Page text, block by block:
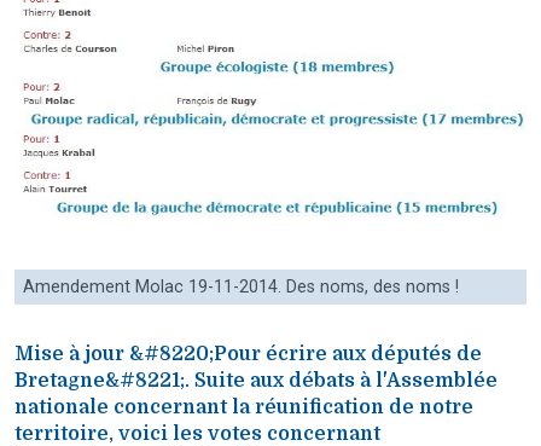
Amendement Molac 19-11-2014. Des noms, des noms !
Mise à jour &#8220;Pour écrire aux députés de
Bretagne&#8221;. Suite aux débats à l'Assemblée
nationale concernant la réunification de notre
territoire, voici les votes concernant